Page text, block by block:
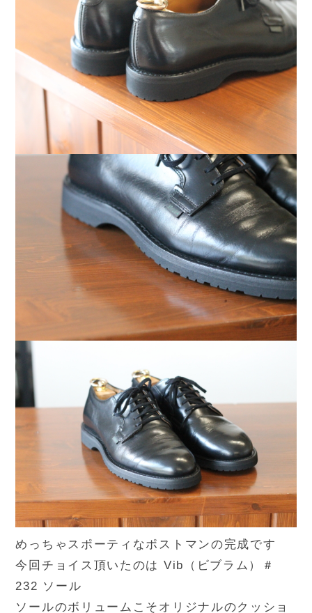
めっちゃスポーティなポストマンの完成です
今回チョイス頂いたのは Vib（ビブラム）＃
232 ソール
ソールのボリュームこそオリジナルのクッショ